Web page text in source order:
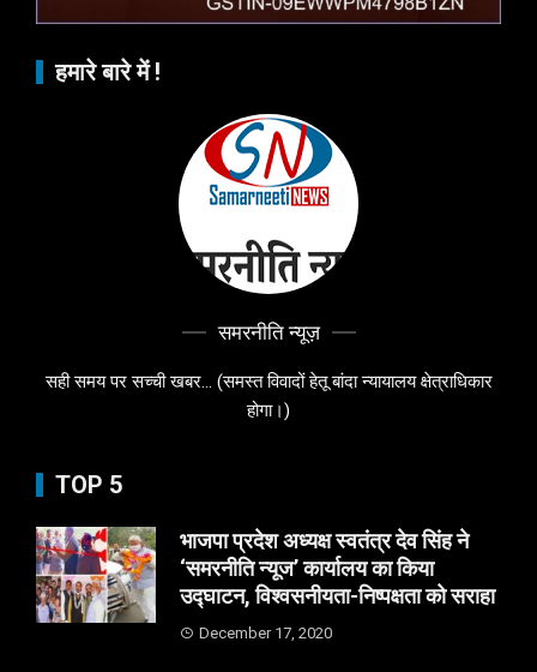
हमारे बारे में !
समरनीति न्यूज़
सही समय पर सच्ची खबर... (समस्त विवादों हेतू बांदा न्यायालय क्षेत्राधिकार
होगा।)
TOP 5
भाजपा प्रदेश अध्यक्ष स्वतंत्र देव सिंह ने
‘समरनीति न्यूज’ कार्यालय का किया
उद्घाटन, विश्वसनीयता-निष्पक्षता को सराहा
December 17, 2020